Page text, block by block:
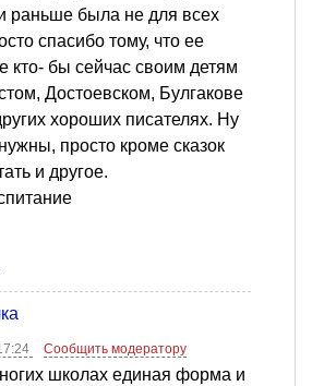
раньше была не для всех
спасибо тому, что ее
кто- бы сейчас своим детям
Достоевском, Булгакове
хороших писателях. Ну
просто кроме сказок
и другое.
Сообщить модератору
школах единая форма и